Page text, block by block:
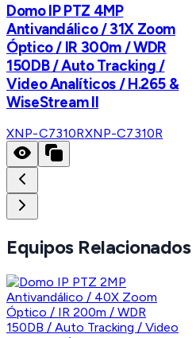
Domo IP PTZ 4MP
Antivandálico / 31X Zoom
Óptico / IR 300m / WDR
150DB / Auto Tracking /
Video Analíticos / H.265 &
WiseStream II
XNP-C7310RXNP-C7310R
Equipos Relacionados